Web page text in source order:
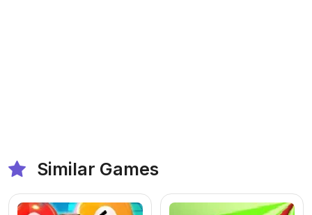
Similar Games